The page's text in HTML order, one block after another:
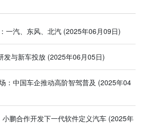
一汽、东风、北汽 (2025年06月09日)
发与新车投放 (2025年06月05日)
：中国车企推动高阶智驾普及 (2025年04
鹏合作开发下一代软件定义汽车 (2025年